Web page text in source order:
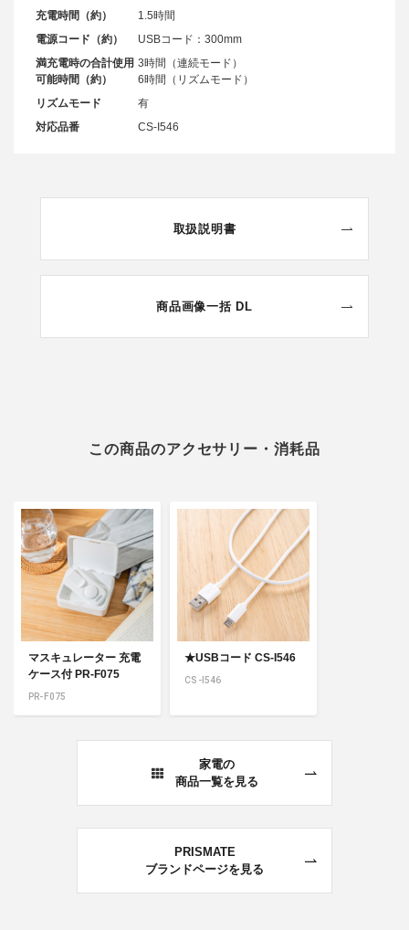
充電時間（約）
1.5時間
電源コード（約）
USBコード：300mm
満充電時の合計使用
可能時間（約）
3時間（連続モード）
6時間（リズムモード）
リズムモード
有
対応品番
CS-I546
取扱説明書
商品画像一括 DL
この商品のアクセサリー・消耗品
マスキュレーター 充電
ケース付 PR-F075
PR-F075
★USBコード CS-I546
CS-I546
家電の
商品一覧を見る
PRISMATE
ブランドページを見る